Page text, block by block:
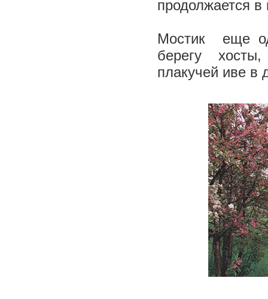
продолжается в
Мостик ­ еще
берегу
плакучей иве в